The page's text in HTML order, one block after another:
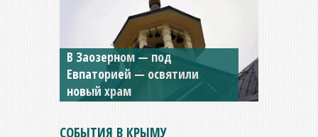
В Заозерном — под
Евпаторией — освятили
новый храм
Мужской монастырь Косьмы
и Дамиана в Крыму вновь
открыт для посещения
СОБЫТИЯ В КРЫМУ